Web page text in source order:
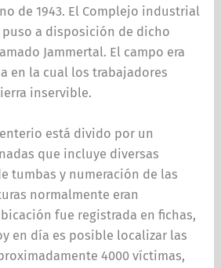
de 1943. El Complejo industrial
puso a disposición de dicho
Jammertal. El campo era
en la cual los trabajadores
inservible.
está divido por un
que incluye diversas
tumbas y numeración de las
normalmente eran
fue registrada en fichas,
en día es posible localizar las
4000 víctimas,